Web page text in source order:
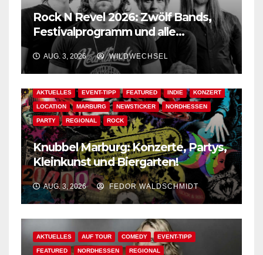
Rock N Revel 2026: Zwölf Bands,
Festivalprogramm und alle
wichtigen Informationen!
AUG. 3, 2026 WILDWECHSEL
AKTUELLES EVENT-TIPP FEATURED INDIE KONZERT
LOCATION MARBURG NEWSTICKER NORDHESSEN
PARTY REGIONAL ROCK
Knubbel Marburg: Konzerte, Partys,
Kleinkunst und Biergarten!
AUG. 3, 2026 FEDOR WALDSCHMIDT
AKTUELLES AUF TOUR COMEDY EVENT-TIPP
FEATURED NORDHESSEN REGIONAL